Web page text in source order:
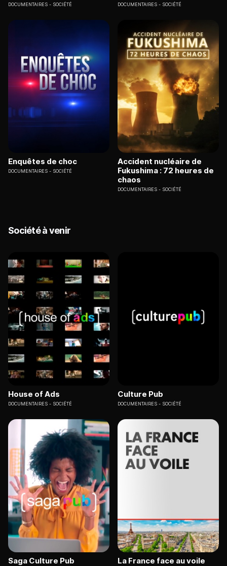
DOCUMENTAIRES SOCIÉTÉ DOCUMENTAIRES SOCIÉTÉ
Enquêtes de choc
DOCUMENTAIRES SOCIÉTÉ
Accident nucléaire de
Fukushima : 72 heures de
chaos
DOCUMENTAIRES SOCIÉTÉ
Société à venir
House of Ads
DOCUMENTAIRES SOCIÉTÉ
Culture Pub
DOCUMENTAIRES SOCIÉTÉ
Saga Culture Pub La France face au voile